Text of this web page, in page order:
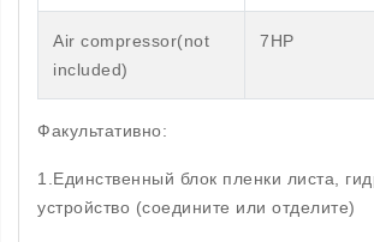
Air compressor(not
included)
7HP
Факультативно:
1.Единственный блок пленки листа,
устройство (соедините или отделите)